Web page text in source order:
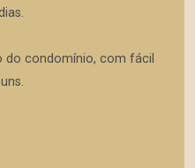
do condomínio, com fácil